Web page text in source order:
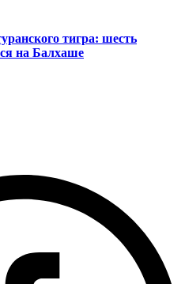
тигра: шесть
на Балхаше